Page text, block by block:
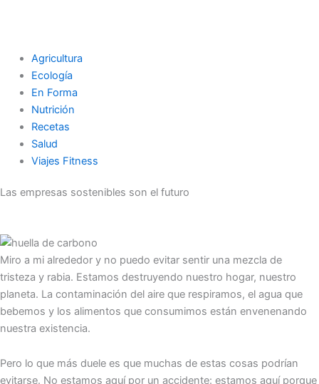
Agricultura
Ecología
En Forma
Nutrición
Recetas
Salud
Viajes Fitness
Las empresas sostenibles son el futuro
Miro a mi alrededor y no puedo evitar sentir una mezcla de
tristeza y rabia. Estamos destruyendo nuestro hogar, nuestro
planeta. La contaminación del aire que respiramos, el agua que
bebemos y los alimentos que consumimos están envenenando
nuestra existencia.
Pero lo que más duele es que muchas de estas cosas podrían
evitarse. No estamos aquí por un accidente: estamos aquí porque